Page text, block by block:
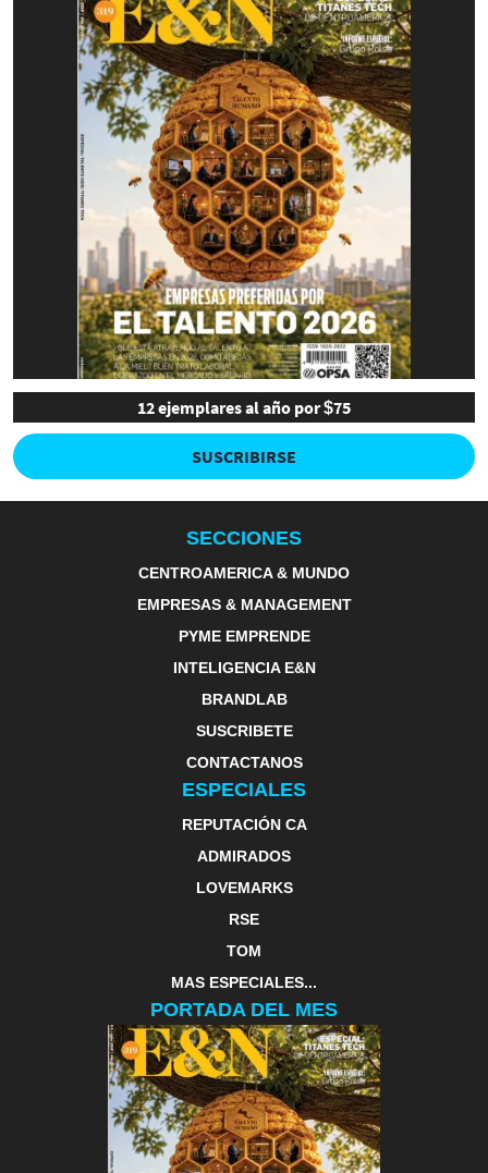
12 ejemplares al año por $75
SUSCRIBIRSE
SECCIONES
CENTROAMERICA & MUNDO
EMPRESAS & MANAGEMENT
PYME EMPRENDE
INTELIGENCIA E&N
BRANDLAB
SUSCRIBETE
CONTACTANOS
ESPECIALES
REPUTACIÓN CA
ADMIRADOS
LOVEMARKS
RSE
TOM
MAS ESPECIALES...
PORTADA DEL MES